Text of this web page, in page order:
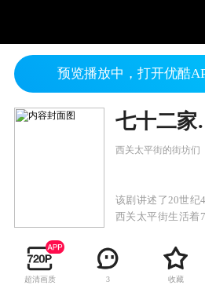
预览播放中，打开优酷
七
西关太平街的街坊们
该剧讲述了20世纪
西关太平街生活着
超清画质 3 收藏